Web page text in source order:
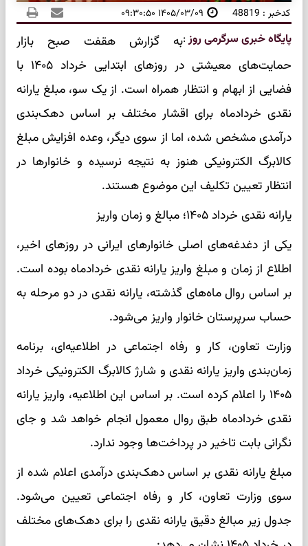
کدخبر : 48819 ۱۴۰۵/۰۳/۰۹ ۰۹:۳۰:۵۰
پایگاه خبری سرگرمی روز:به گزارش هقفت صبح بازار
حمایت‌های معیشتی در روزهای ابتدایی خرداد ۱۴۰۵ با
فضایی از ابهام و انتظار همراه است. از یک سو، مبلغ یارانه
نقدی خردادماه برای اقشار مختلف بر اساس دهک‌بندی
درآمدی مشخص شده، اما از سوی دیگر، وعده افزایش مبلغ
کالابرگ الکترونیکی هنوز به نتیجه نرسیده و خانوارها در
انتظار تعیین تکلیف این موضوع هستند.
یارانه نقدی خرداد ۱۴۰۵؛ مبالغ و زمان واریز
یکی از دغدغه‌های اصلی خانوارهای ایرانی در روزهای اخیر،
اطلاع از زمان و مبلغ واریز یارانه نقدی خردادماه بوده است.
بر اساس روال ماه‌های گذشته، یارانه نقدی در دو مرحله به
حساب سرپرستان خانوار واریز می‌شود.
وزارت تعاون، کار و رفاه اجتماعی در اطلاعیه‌ای، برنامه
زمان‌بندی واریز یارانه نقدی و شارژ کالابرگ الکترونیکی خرداد
۱۴۰۵ را اعلام کرده است. بر اساس این اطلاعیه، واریز یارانه
نقدی خردادماه طبق روال معمول انجام خواهد شد و جای
نگرانی بابت تاخیر در پرداخت‌ها وجود ندارد.
مبلغ یارانه نقدی بر اساس دهک‌بندی درآمدی اعلام شده از
سوی وزارت تعاون، کار و رفاه اجتماعی تعیین می‌شود.
جدول زیر مبالغ دقیق یارانه نقدی را برای دهک‌های مختلف